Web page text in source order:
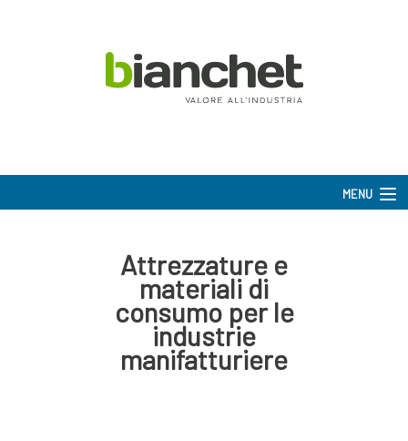
MENU
Attrezzature e
materiali di
consumo per le
industrie
manifatturiere